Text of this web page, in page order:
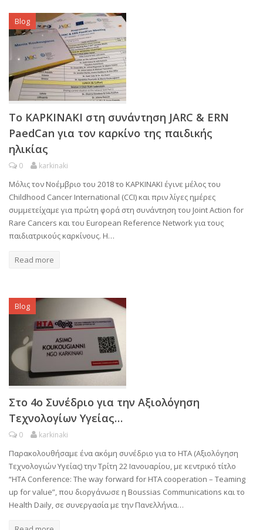
Blog
Το ΚΑΡΚΙΝΑΚΙ στη συνάντηση JARC & ERN
PaedCan για τον καρκίνο της παιδικής
ηλικίας
0 karkinaki
Μόλις τον Νοέμβριο του 2018 το ΚΑΡΚΙΝΑΚΙ έγινε μέλος του
Childhood Cancer International (CCI) και πριν λίγες ημέρες
συμμετείχαμε για πρώτη φορά στη συνάντηση του Joint Action for
Rare Cancers και του European Reference Network για τους
παιδιατρικούς καρκίνους. Η…
Read more
Blog
Στο 4ο Συνέδριο για την Αξιολόγηση
Τεχνολογίων Υγείας…
0 karkinaki
Παρακολουθήσαμε ένα ακόμη συνέδριο για το ΗΤΑ (Αξιολόγηση
Τεχνολογιών Υγείας) την Τρίτη 22 Ιανουαρίου, με κεντρικό τίτλο
“HTA Conference: The way forward for HTA cooperation – Teaming
up for value”, που διοργάνωσε η Boussias Communications και το
Health Daily, σε συνεργασία με την Πανελλήνια…